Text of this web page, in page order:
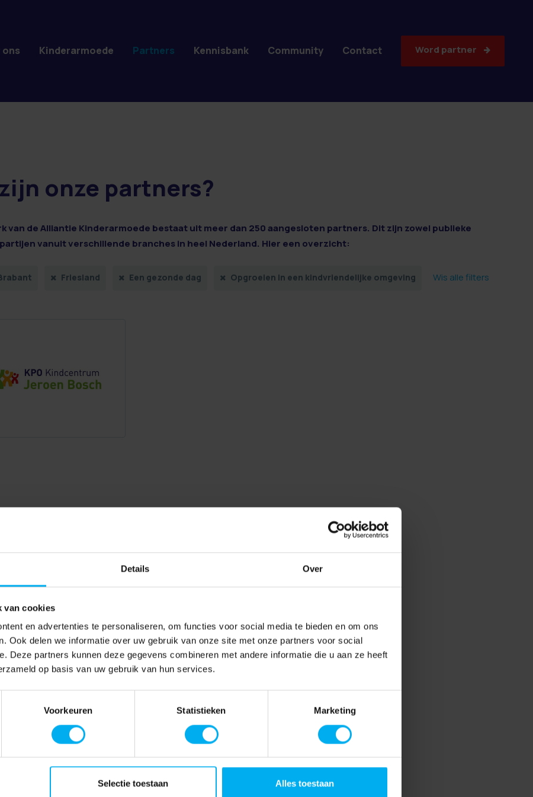
Details Over
van cookies
en advertenties te personaliseren, om functies voor social media te bieden en om ons
Ook delen we informatie over uw gebruik van onze site met onze partners voor social
Deze partners kunnen deze gegevens combineren met andere informatie die u aan ze heeft
op basis van uw gebruik van hun services.
Voorkeuren Statistieken Marketing
Selectie toestaan Alles toestaan
onze partners?
van de Alliantie Kinderarmoede bestaat uit meer dan 250 aangesloten partners. Dit zijn zowel publieke
vanuit verschillende branches in heel Nederland. Hier een overzicht:
Friesland Een gezonde dag Opgroeien in een kindvriendelijke omgeving Wis alle filters
ons Kinderarmoede Partners Kennisbank Community Contact Word partner